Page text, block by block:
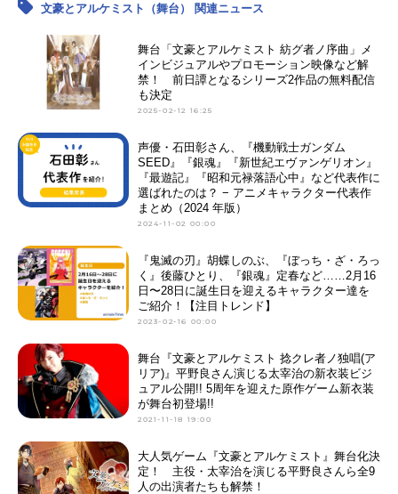
文豪とアルケミスト（舞台） 関連ニュース
舞台「文豪とアルケミスト 紡グ者ノ序曲」メ
インビジュアルやプロモーション映像など解
禁！ 前日譚となるシリーズ2作品の無料配信
も決定
2025-02-12 16:25
声優・石田彰さん、『機動戦士ガンダム
SEED』『銀魂』『新世紀エヴァンゲリオン』
『最遊記』『昭和元禄落語心中』など代表作に
選ばれたのは？ − アニメキャラクター代表作
まとめ（2024 年版）
2024-11-02 00:00
『鬼滅の刃』胡蝶しのぶ、『ぼっち・ざ・ろっ
く』後藤ひとり、『銀魂』定春など……2月16
日〜28日に誕生日を迎えるキャラクター達を
ご紹介！【注目トレンド】
2023-02-16 00:00
舞台『文豪とアルケミスト 捻クレ者ノ独唱(ア
リア)』平野良さん演じる太宰治の新衣装ビジ
ュアル公開!! 5周年を迎えた原作ゲーム新衣装
が舞台初登場!!
2021-11-18 19:00
大人気ゲーム『文豪とアルケミスト』舞台化決
定！ 主役・太宰治を演じる平野良さんら全9
人の出演者たちも解禁！